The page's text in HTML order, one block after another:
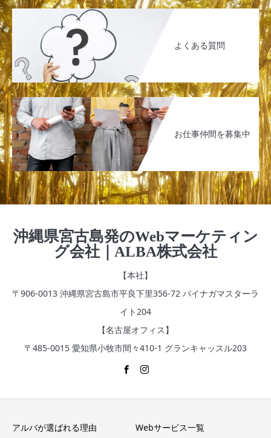
よくある質問
お仕事仲間を募集中
沖縄県宮古島発のWebマーケティン
グ会社｜ALBA株式会社
【本社】
〒906-0013 沖縄県宮古島市平良下里356‐72 パイナガマスターラ
イト204
【名古屋オフィス】
〒485-0015 愛知県小牧市間々410-1 グランキャッスル203
アルバが選ばれる理由 Webサービス一覧